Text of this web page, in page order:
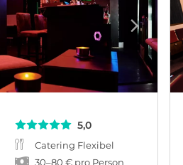
5,0
Catering Flexibel
30–80 € pro Person